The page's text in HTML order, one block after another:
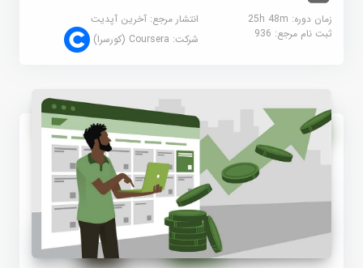
زمان دوره: 25h 48m
انتشار مرجع:آخرین آپدیت
ثبت نام مرجع:936 شرکت:Coursera (کورسرا)